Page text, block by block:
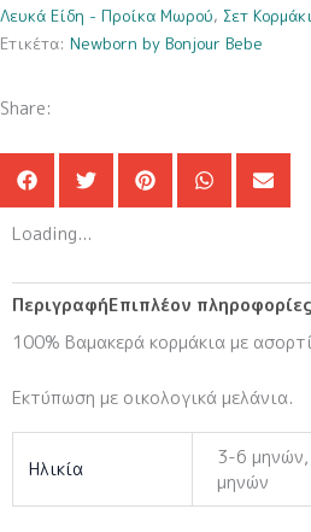
Λευκά Είδη - Προίκα Μωρού, Σετ
Ετικέτα: Newborn by Bonjour Bebe
Share:
Loading...
ΠεριγραφήΕπιπλέον πληροφορίες
100% Βαμακερά κορμάκια με
Εκτύπωση με οικολογικά μελάνια.
Ηλικία
3-6
μηνών